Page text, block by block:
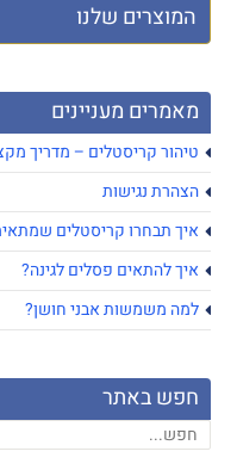
מאמרים מעניינים
טיהור קריסטלים – מדריך
הצהרת נגישות
איך תבחרו קריסטלים
איך להתאים פסלים לגינה?
למה משמשות אבני חושן?
חפש באתר